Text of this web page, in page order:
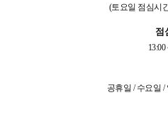
(토요일 점심시
점
13:00
공휴일 / 수요일 /